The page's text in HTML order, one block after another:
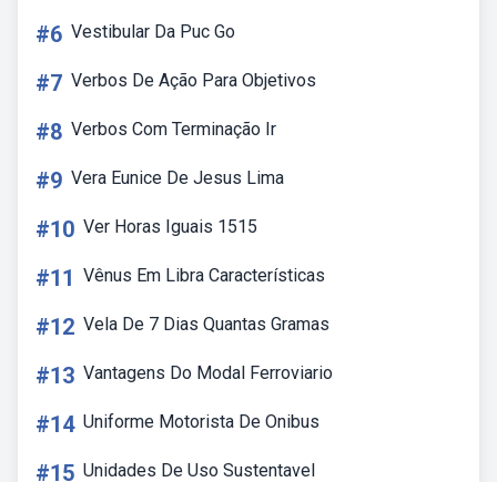
#6 Vestibular Da Puc Go
#7 Verbos De Ação Para Objetivos
#8 Verbos Com Terminação Ir
#9 Vera Eunice De Jesus Lima
#10 Ver Horas Iguais 1515
#11 Vênus Em Libra Características
#12 Vela De 7 Dias Quantas Gramas
#13 Vantagens Do Modal Ferroviario
#14 Uniforme Motorista De Onibus
#15 Unidades De Uso Sustentavel